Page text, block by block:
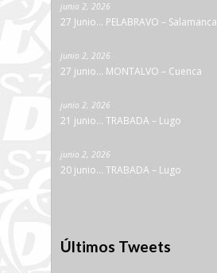
junio 2, 2026
27 Junio… PELABRAVO – Salamanca
junio 2, 2026
27 junio… MONTALVO – Cuenca
junio 2, 2026
21 junio… TRABADA – Lugo
junio 2, 2026
20 junio… TRABADA – Lugo
Últimos Tweets